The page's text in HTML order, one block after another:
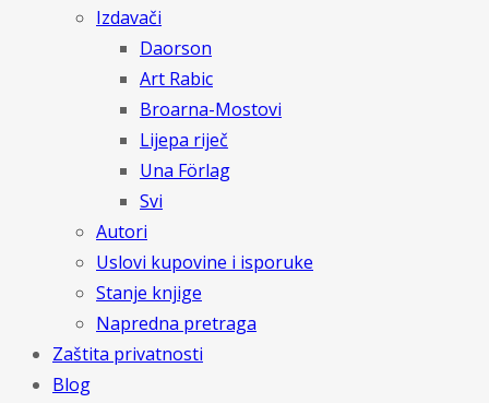
Izdavači
Daorson
Art Rabic
Broarna-Mostovi
Lijepa riječ
Una Förlag
Svi
Autori
Uslovi kupovine i isporuke
Stanje knjige
Napredna pretraga
Zaštita privatnosti
Blog